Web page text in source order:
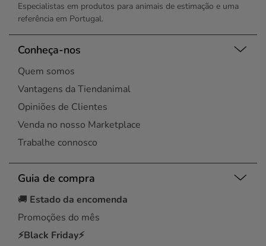
Especialistas em produtos para animais de estimação e uma
referência em Portugal.
Conheça-nos
Quem somos
Vantagens da Tiendanimal
Opiniões de Clientes
Venda no nosso Marketplace
Trabalhe connosco
Guia de compra
🚚 Estado da encomenda
Promoções do mês
⚡Black Friday⚡